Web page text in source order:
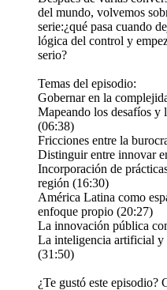
del mundo, volvemos
serie:¿qué pasa cuando
lógica del control y
serio?
Temas del episodio:
Gobernar en la
Mapeando los desafíos y
(06:38)
Fricciones entre la
Distinguir entre innovar
Incorporación de
región (16:30)
América Latina como
enfoque propio (20:27)
La innovación pública
La inteligencia artificial
(31:50)
¿Te gustó este episodio?